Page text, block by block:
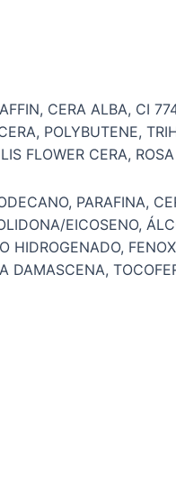
CERA ALBA, CI
POLYBUTENE,
FLOWER CERA,
PARAFINA,
EICOSENO,
HIDROGENADO,
DAMASCENA,